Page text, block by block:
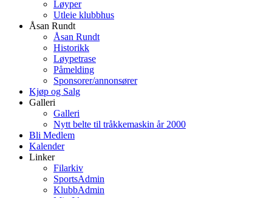
Løyper
Utleie klubbhus
Åsan Rundt
Åsan Rundt
Historikk
Løypetrase
Påmelding
Sponsorer/annonsører
Kjøp og Salg
Galleri
Galleri
Nytt belte til tråkkemaskin år 2000
Bli Medlem
Kalender
Linker
Filarkiv
SportsAdmin
KlubbAdmin